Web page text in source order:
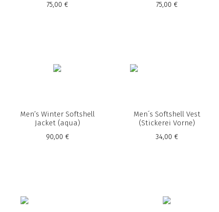
75,00 € 75,00 €
Men’s Winter Softshell
Jacket (aqua)
90,00 €
Men´s Softshell Vest
(Stickerei Vorne)
34,00 €